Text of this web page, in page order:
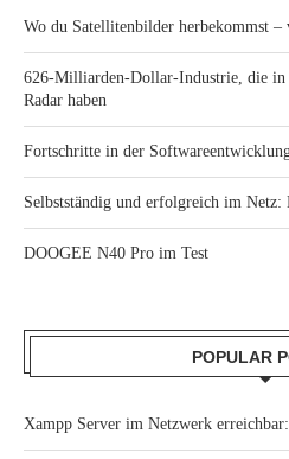
Wo du Satellitenbilder herbekommst
626-Milliarden-Dollar-Industrie, die in
Radar haben
Fortschritte in der
Selbstständig und erfolgreich im Netz:
DOOGEE N40 Pro im Test
POPULAR
Xampp Server im Netzwerk